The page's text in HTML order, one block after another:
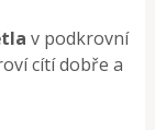
v podkrovní
cítí dobře a